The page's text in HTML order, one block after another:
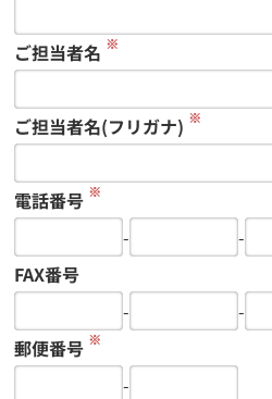
ご担当者名 ※
ご担当者名(フリガナ) ※
電話番号 ※
-
-
FAX番号
-
-
郵便番号 ※
-